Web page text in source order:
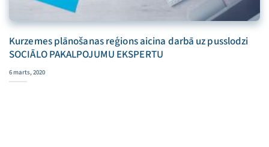
Kurzemes plānošanas reģions aicina darbā uz pusslodzi
SOCIĀLO PAKALPOJUMU EKSPERTU
6 marts, 2020